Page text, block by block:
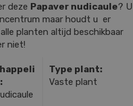
deze Papaver nudicaule? U
maar houdt u er
planten altijd beschikbaar
niet!
Type plant:
Vaste plant